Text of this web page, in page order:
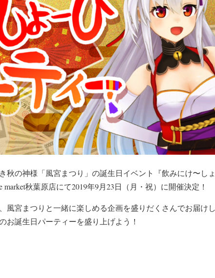
秋の神様「風宮まつり」の誕生日イベント『飲みにけ〜し
秋葉原店にて2019年9月23日（月・祝）に開催決定！
風宮まつりと一緒に楽しめる企画を盛りだくさんでお届けし
お誕生日パーティーを盛り上げよう！